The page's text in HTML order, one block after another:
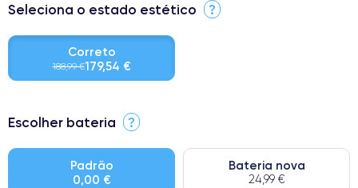
Seleciona o estado estético ?
Correto
188,99 €179,54 €
⭐ Premium
● Bateria: Adequada para uso intensivo.
● Apenas 5% dos nossos telefones atingem a classificação
Escolher bateria ?
Padrão
0,00 €
Bateria nova
24,99 €